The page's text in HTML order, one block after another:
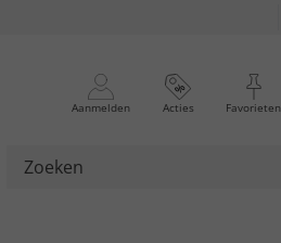
Aanmelden Acties Favorieten